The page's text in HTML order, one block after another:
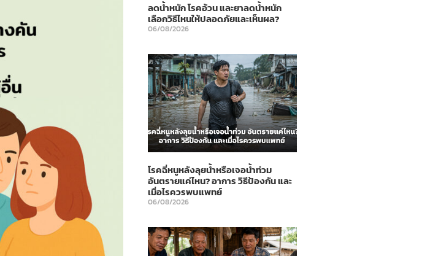
ลดน้ำหนัก โรคอ้วน และยาลดน้ำหนัก
เลือกวิธีไหนให้ปลอดภัยและเห็นผล?
06/08/2026
โรคฉี่หนูหลังลุยน้ำหรือเจอน้ำท่วม
อันตรายแค่ไหน? อาการ วิธีป้องกัน และ
เมื่อไรควรพบแพทย์
06/08/2026